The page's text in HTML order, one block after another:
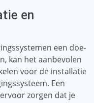
en
een doe-
kan het aanbevolen
voor de installatie
Een
zorgen dat je